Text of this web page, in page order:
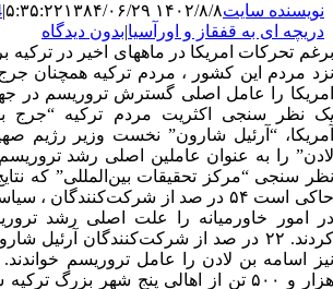
نویسنده سایت۱۴۰۲/۸/۸ ۵:۳۵:۲۲ ۱۳۸۴/۰۶/۲۹ |
دریچه ای به قفقاز و اورآسیا|بدون دیدگاه
برغم تحرکات امریکا در ماههای اخیر در ترکیه
نزد مردم این کشور ، مردم ترکیه همچنان
امریکا را عامل اصلی گسترش تروریسم در
یک نظر سنجی اکثریت مردم ترکیه
آمریکا، “آرئیل شارون” نخست وزیر رژیم
لادن” را به عنوان عاملین اصلی رشد
نظر سنجی “مرکز تحقیقات بین‌المللی” که
حاکی است ۵۴ در صد از
در امور خاورمیانه را علت اصلی رشد
نیز اسامه بن لادن را عامل تروریسم